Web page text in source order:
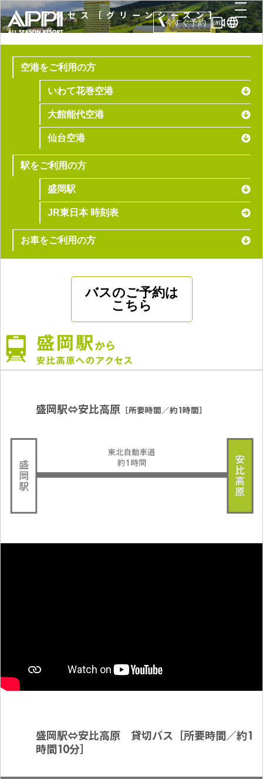
今すぐ予約
アクセス［グリーンシーズン］
空港をご利用の方
いわて花巻空港
大館能代空港
仙台空港
駅をご利用の方
盛岡駅
JR東日本 時刻表
お車をご利用の方
バスのご予約は
こちら
盛岡駅⇔安比高原 ［所要時間／約1時間］
盛岡駅⇔安比高原 貸切バス［所要時間／約1
時間10分］